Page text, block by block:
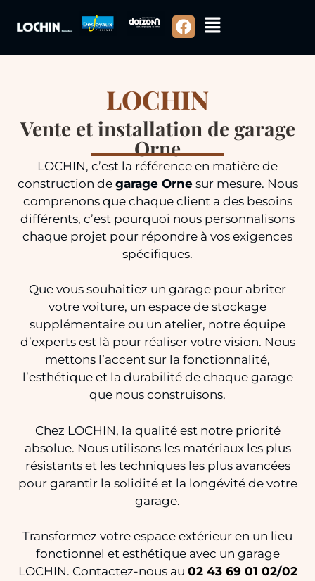
LOCHIN
Vente et installation de garage
Orne
LOCHIN, c’est la référence en matière de
construction de garage Ornesur mesure. Nous
comprenons que chaque client a des besoins
différents, c’est pourquoi nous personnalisons
chaque projet pour répondre à vos exigences
spécifiques.
Que vous souhaitiez un garage pour abriter
votre voiture, un espace de stockage
supplémentaire ou un atelier, notre équipe
d’experts est là pour réaliser votre vision. Nous
mettons l’accent sur la fonctionnalité,
l’esthétique et la durabilité de chaque garage
que nous construisons.
Chez LOCHIN, la qualité est notre priorité
absolue. Nous utilisons les matériaux les plus
résistants et les techniques les plus avancées
pour garantir la solidité et la longévité de votre
garage.
Transformez votre espace extérieur en un lieu
fonctionnel et esthétique avec un garage
LOCHIN. Contactez-nous au 02 43 69 01 02/02